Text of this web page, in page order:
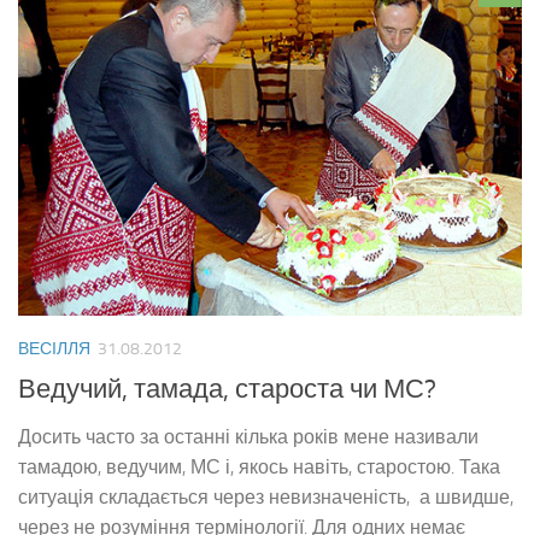
ВЕСІЛЛЯ 31.08.2012
Ведучий, тамада, староста чи МС?
Досить часто за останні кілька років мене називали
тамадою, ведучим, МС і, якось навіть, старостою. Така
ситуація складається через невизначеність, а швидше,
через не розуміння термінології. Для одних немає